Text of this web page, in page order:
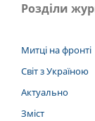
Розділи
Митці на фронті
Світ з Україною
Актуально
Зміст